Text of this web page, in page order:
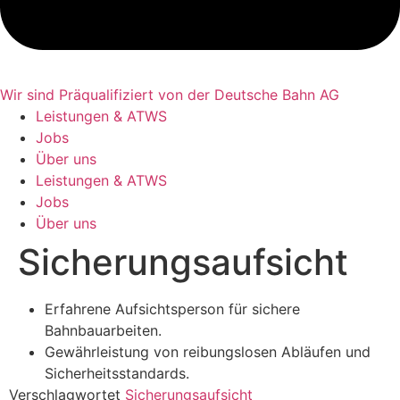
Wir sind Präqualifiziert von der Deutsche Bahn AG
Leistungen & ATWS
Jobs
Über uns
Leistungen & ATWS
Jobs
Über uns
Sicherungsaufsicht
Erfahrene Aufsichtsperson für sichere
Bahnbauarbeiten.
Gewährleistung von reibungslosen Abläufen und
Sicherheitsstandards.
Verschlagwortet Sicherungsaufsicht